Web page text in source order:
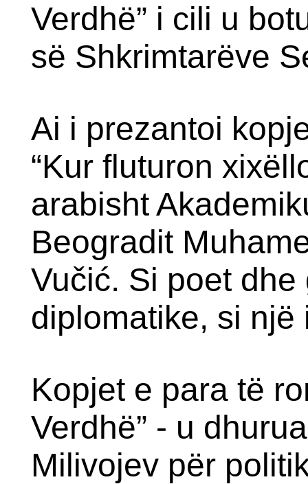
Verdhë” i cili u
së Shkrimtarëve
Ai i prezantoi
“Kur fluturon
arabisht
Beogradit
Vučić. Si poet
diplomatike, si
Kopjet e para të
Verdhë” - u
Milivojev për